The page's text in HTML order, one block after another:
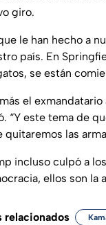
giro.
le han hecho a
país. En
se están
el
“Y este tema de
quitaremos las
incluso culpó a
ellos son la
relacionados